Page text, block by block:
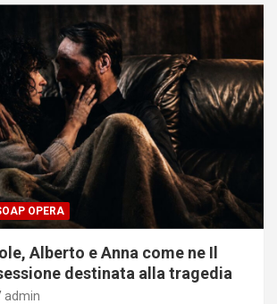
OPERA
Alberto e Anna come ne Il
destinata alla tragedia
admin